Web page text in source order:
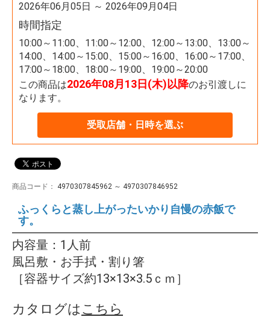
受取店舗・日時を選ぶ
2026年06月05日 ～ 2026年09月04日
時間指定
10:00～11:00、11:00～12:00、12:00～13:00、13:00～
14:00、14:00～15:00、15:00～16:00、16:00～17:00、
17:00～18:00、18:00～19:00、19:00～20:00
この商品は2026年08月13日(木)以降のお引渡しに
なります。
商品コード： 4970307845962 ～ 4970307846952
ふっくらと蒸し上がったいかり自慢の赤飯で
す。
内容量：1人前
風呂敷・お手拭・割り箸
［容器サイズ約13×13×3.5ｃｍ］
カタログは こちら